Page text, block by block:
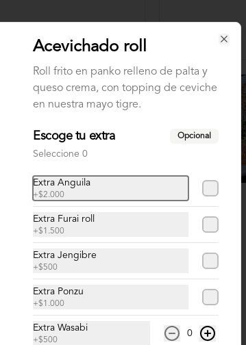
Sake Furay
Salmón apanado en panko con salsa
Acevichado roll
Roll frito en panko relleno de palta y
queso crema, con topping de ceviche
en nuestra mayo tigre.
Escoge tu extra Opcional
Seleccione 0
Extra Anguila
+$2.000
Extra Furai roll
+$1.500
Extra Jengibre
+$500
Extra Ponzu
+$1.000
Extra Wasabi
+$500
0